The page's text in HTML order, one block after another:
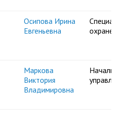
Осипова Ирина
Евгеньевна
охране
Маркова
Виктория
Владимировна